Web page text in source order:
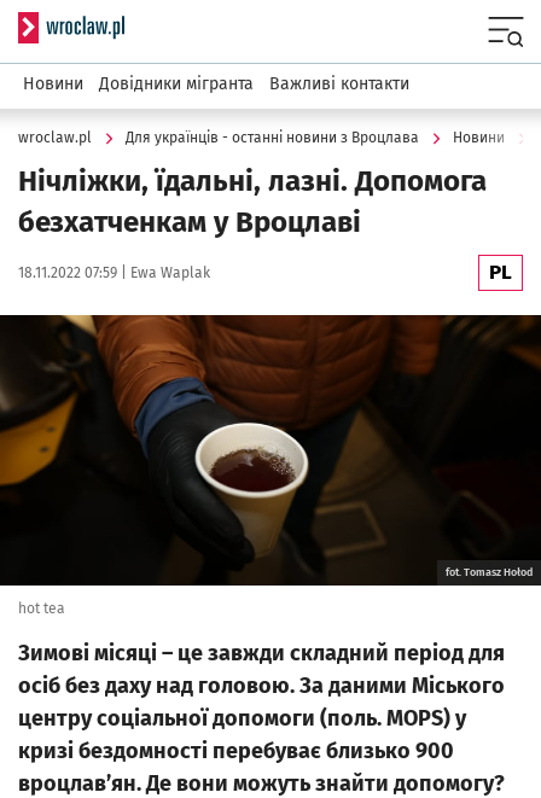
Serwis informacyjny wroclaw.pl
Новини Довідники мігранта Важливі контакти
wroclaw.pl Для українців - останні новини з Вроцлава Новини
Нічліжки, їдальні, лазні. Допомога
безхатченкам у Вроцлаві
Data publikacji:
18.11.2022 07:59 | Autor:
Ewa Waplak PL
Kliknij, aby powiększyć
fot. Tomasz Hołod
hot tea
Зимові місяці – це завжди складний період для
осіб без даху над головою. За даними Міського
центру соціальної допомоги (поль. MOPS) у
кризі бездомності перебуває близько 900
вроцлавʼян. Де вони можуть знайти допомогу?